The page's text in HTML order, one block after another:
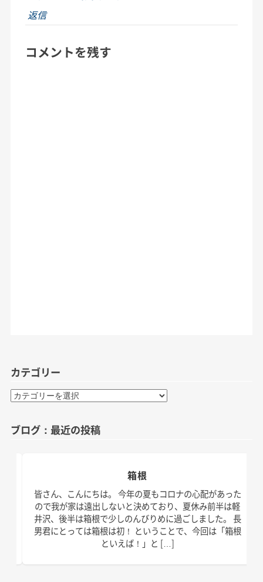
返信
コメントを残す
カテゴリー
カ
リ
ブログ：最近の投稿
箱根
皆さん、こんにちは。 今年の夏もコロナの心配があった
ので我が家は遠出しないと決めており、夏休み前半は軽
井沢、後半は箱根で少しのんびりめに過ごしました。 長
男君にとっては箱根は初！ ということで、今回は「箱根
といえば！」と […]